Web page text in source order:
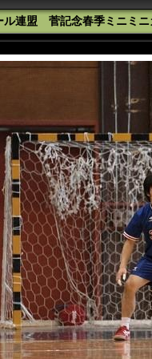
ル連盟 菅記念春季ミニミ